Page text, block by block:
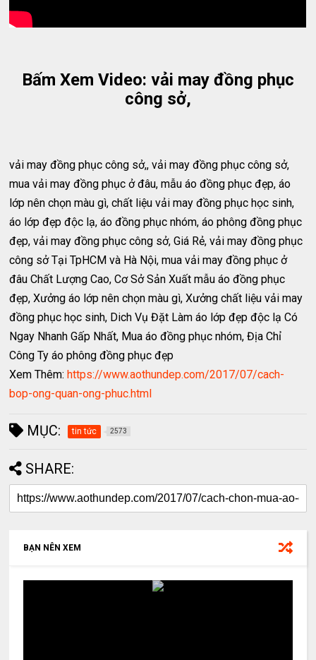
Bấm Xem Video: vải may đồng phục
công sở,
vải may đồng phục công sở,, vải may đồng phục công sở,
mua vải may đồng phục ở đâu, mẫu áo đồng phục đẹp, áo
lớp nên chọn màu gì, chất liệu vải may đồng phục học sinh,
áo lớp đẹp độc lạ, áo đồng phục nhóm, áo phông đồng phục
đẹp, vải may đồng phục công sở, Giá Rẻ, vải may đồng phục
công sở Tại TpHCM và Hà Nội, mua vải may đồng phục ở
đâu Chất Lượng Cao, Cơ Sở Sản Xuất mẫu áo đồng phục
đẹp, Xưởng áo lớp nên chọn màu gì, Xưởng chất liệu vải may
đồng phục học sinh, Dich Vụ Đặt Làm áo lớp đẹp độc lạ Có
Ngay Nhanh Gấp Nhất, Mua áo đồng phục nhóm, Địa Chỉ
Công Ty áo phông đồng phục đẹp
Xem Thêm:https://www.aothundep.com/2017/07/cach-
bop-ong-quan-ong-phuc.html
MỤC: tin tức 2573
SHARE:
BẠN NÊN XEM